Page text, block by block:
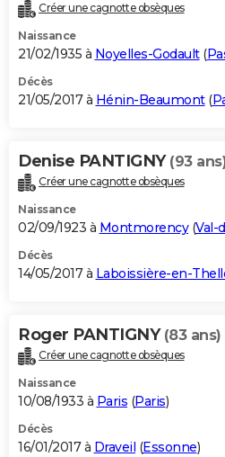
Créer une cagnotte obsèques
Naissance
21/02/1935 à Noyelles-Godault(
Décès
21/05/2017 à Hénin-Beaumont(
Denise PANTIGNY (93
Créer une cagnotte obsèques
Naissance
02/09/1923 à Montmorency(Val-
Décès
14/05/2017 à Laboissière-en-
Roger PANTIGNY (83 ans)
Créer une cagnotte obsèques
Naissance
10/08/1933 à Paris (Paris)
Décès
16/01/2017 à Draveil (Essonne)